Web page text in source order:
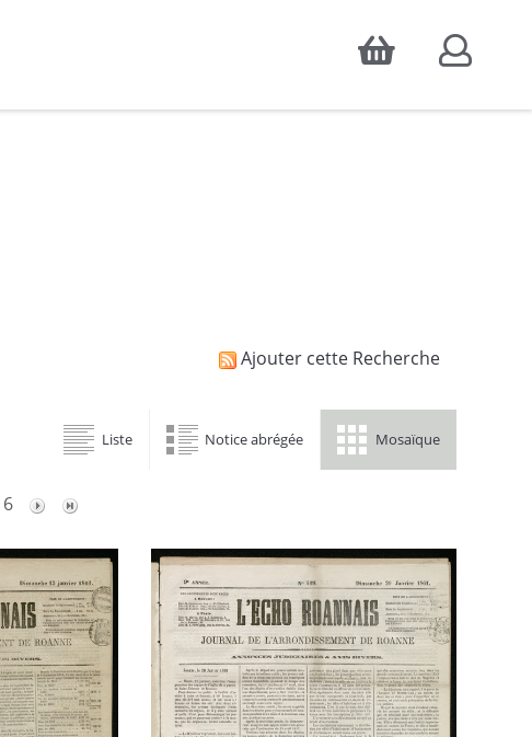
Accepter
d'audience, ainsi que pour
Ajouter cette Recherche
Liste Notice abrégée Mosaïque